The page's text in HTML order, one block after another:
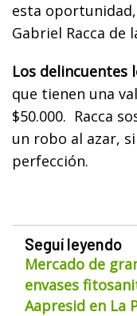
esta
Gabriel Racca de
Los delincuentes
que tienen una
$50.000. Racca
un robo al azar,
perfección.
Seguí leyendo
Mercado de
envases
Aapresid en La